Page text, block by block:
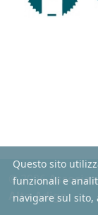
© 2026
Alto Adige
Questo sito
funzionali e
navigare sul sito,